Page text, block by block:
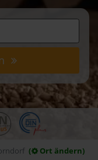
( Ort ändern)